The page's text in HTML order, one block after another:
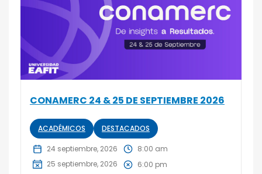
CONAMERC 24 & 25 DE SEPTIEMBRE 2026
ACADÉMICOS DESTACADOS
24 septiembre, 2026
8:00 am
25 septiembre, 2026
6:00 pm